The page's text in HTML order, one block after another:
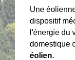
Une
dispositif
l'énergie du
domestique
éolien.